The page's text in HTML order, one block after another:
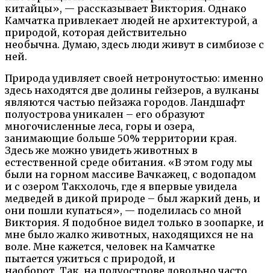
китайцы», — рассказывает Виктория. Однако
Камчатка привлекает людей не архитектурой, а
природой, которая действительно
необычна. Думаю, здесь люди живут в симбиозе с
ней.
Природа удивляет своей нетронутостью: именно
здесь находятся две долины гейзеров, а вулканы
являются частью пейзажа городов. Ландшафт
полуострова уникален – его образуют
многочисленные леса, горы и озера,
занимающие больше 50% территории края.
Здесь же можно увидеть животных в
естественной среде обитания. «В этом году мы
были на горном массиве Вачкажец, с водопадом
и с озером Такхолочь, где я впервые увидела
медведей в дикой природе – был жаркий день, и
они пошли купаться», — поделилась со мной
Виктория. Я подобное видел только в зоопарке, и
мне было жалко животных, находящихся не на
воле. Мне кажется, человек на Камчатке
пытается ужиться с природой, и
наоборот. Так, на полуострове довольно часто